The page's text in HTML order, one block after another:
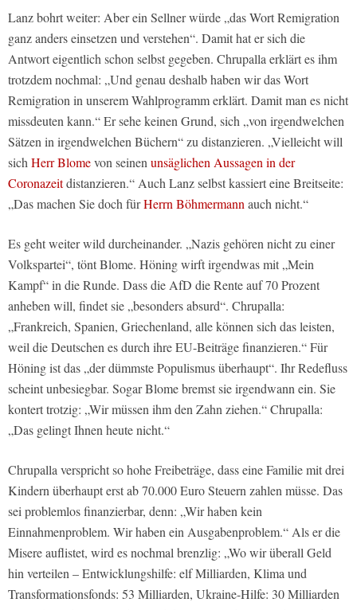
Lanz bohrt weiter: Aber ein Sellner würde „das Wort Remigration
ganz anders einsetzen und verstehen“. Damit hat er sich die
Antwort eigentlich schon selbst gegeben. Chrupalla erklärt es ihm
trotzdem nochmal: „Und genau deshalb haben wir das Wort
Remigration in unserem Wahlprogramm erklärt. Damit man es nicht
missdeuten kann.“ Er sehe keinen Grund, sich „von irgendwelchen
Sätzen in irgendwelchen Büchern“ zu distanzieren. „Vielleicht will
sich Herr Blomevon seinen unsäglichen Aussagen in der
Coronazeitdistanzieren.“ Auch Lanz selbst kassiert eine Breitseite:
„Das machen Sie doch fürHerrn Böhmermann auch nicht.“
Es geht weiter wild durcheinander. „Nazis gehören nicht zu einer
Volkspartei“, tönt Blome. Höning wirft irgendwas mit „Mein
Kampf“ in die Runde. Dass die AfD die Rente auf 70 Prozent
anheben will, findet sie „besonders absurd“. Chrupalla:
„Frankreich, Spanien, Griechenland, alle können sich das leisten,
weil die Deutschen es durch ihre EU-Beiträge finanzieren.“ Für
Höning ist das „der dümmste Populismus überhaupt“. Ihr Redefluss
scheint unbesiegbar. Sogar Blome bremst sie irgendwann ein. Sie
kontert trotzig: „Wir müssen ihm den Zahn ziehen.“ Chrupalla:
„Das gelingt Ihnen heute nicht.“
Chrupalla verspricht so hohe Freibeträge, dass eine Familie mit drei
Kindern überhaupt erst ab 70.000 Euro Steuern zahlen müsse. Das
sei problemlos finanzierbar, denn: „Wir haben kein
Einnahmenproblem. Wir haben ein Ausgabenproblem.“ Als er die
Misere auflistet, wird es nochmal brenzlig: „Wo wir überall Geld
hin verteilen – Entwicklungshilfe: elf Milliarden, Klima und
Transformationsfonds: 53 Milliarden, Ukraine-Hilfe: 30 Milliarden